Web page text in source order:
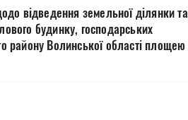
відведення земельної ділянки та
будинку, господарських
району Волинської області площею